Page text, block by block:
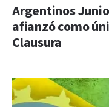
Argentinos
afianzó como
Clausura